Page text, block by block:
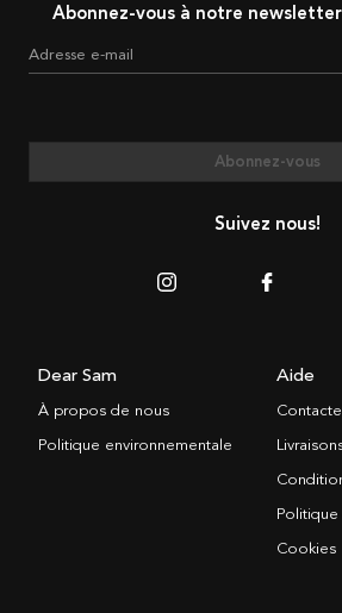
Abonnez-vous à notre newsletter
Adresse e-mail
Abonnez-vous
Suivez nous!
Dear Sam
À propos de nous
Politique environnementale
Aide
Cookies